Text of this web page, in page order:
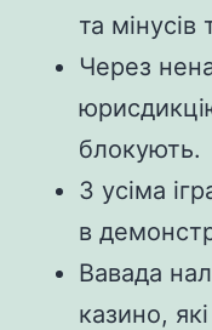
та
Через
блокують.
З усіма
в
Вавада
казино,